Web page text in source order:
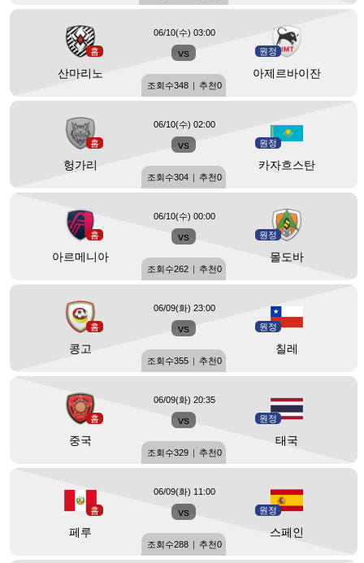
홈
산마리노
vs 원정
아제르바이잔
06/10(수) 03:00
조회수348 | 추천0
홈
헝가리
vs 원정
카자흐스탄
06/10(수) 02:00
조회수304 | 추천0
홈
아르메니아
vs 원정
몰도바
06/10(수) 00:00
조회수262 | 추천0
홈
콩고
vs 원정
칠레
06/09(화) 23:00
조회수355 | 추천0
홈
중국
vs 원정
태국
06/09(화) 20:35
조회수329 | 추천0
홈
페루
vs 원정
스페인
06/09(화) 11:00
조회수288 | 추천0